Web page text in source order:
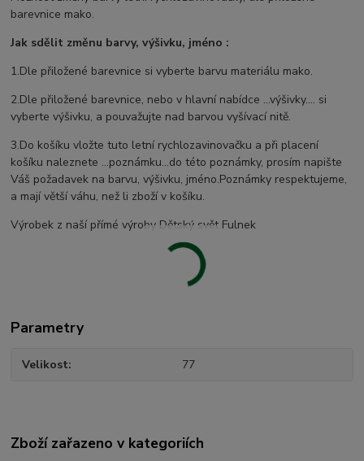
barevnice mako.
Jak sdělit změnu barvy, výšivku, jméno :
1.Dle přiložené barevnice si vyberte barvu materiálu mako.
2.Dle přiložené barevnice, nebo v hlavní nabídce ...výšivky.... si
vyberte výšivku, a pouvažujte nad barvou vyšívací nitě.
3.Do košíku vložte tuto letní rychlozavinovačku a při placení
košíku naleznete ...poznámku...do této poznámky, prosím napište
Váš požadavek na barvu, výšivku, jméno.Poznámky respektujeme,
a mají větší váhu, než li zboží v košíku.
Výrobek z naší přímé výroby Dětský svět Fulnek
Parametry
Velikost 77
Zboží zařazeno v kategoriích